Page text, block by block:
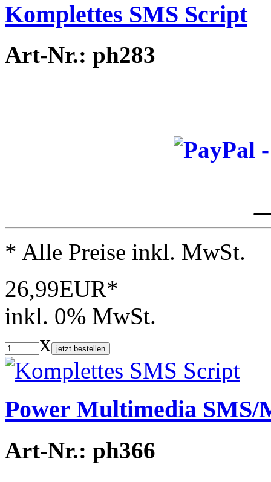
Komplettes SMS Script
Art-Nr.: ph283
* Alle Preise inkl. MwSt.
26,99EUR*
inkl. 0% MwSt.
x jetzt bestellen
Power Multimedia SMS/
Art-Nr.: ph366